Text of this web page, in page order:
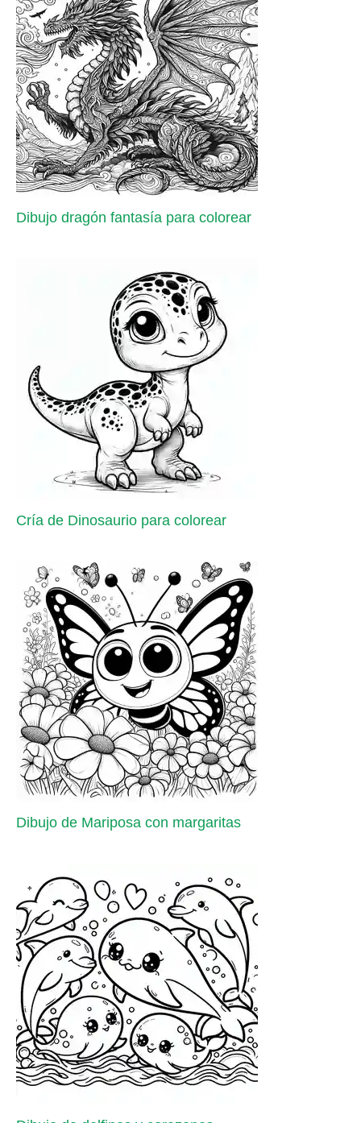
Dibujo dragón fantasía para colorear
Cría de Dinosaurio para colorear
Dibujo de Mariposa con margaritas